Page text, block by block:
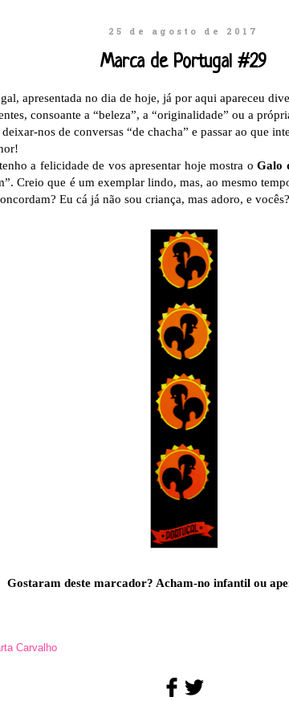
25 de agosto de 2017
Marca de Portugal #29
apresentada no dia de hoje, já por aqui apareceu
consoante a “beleza”, a “originalidade” ou a
nos de conversas “de chacha” e passar ao que
a felicidade de vos apresentar hoje mostra o Galo
Creio que é um exemplar lindo, mas, ao mesmo
Eu cá já não sou criança, mas adoro, e vocês?
Gostaram deste marcador? Acham-no infantil ou
Carvalho